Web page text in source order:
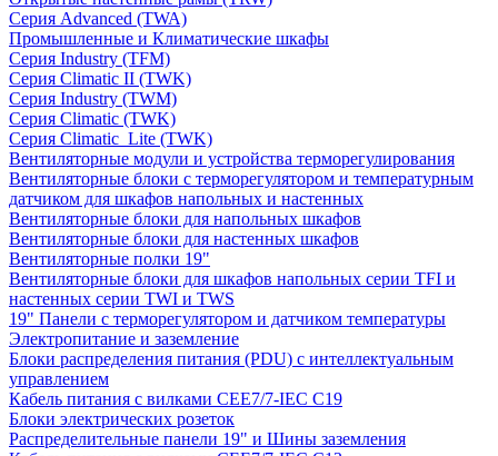
Серия Advanced (TWA)
Промышленные и Климатические шкафы
Серия Industry (TFM)
Серия Climatic II (TWK)
Серия Industry (TWM)
Серия Climatic (TWK)
Серия Climatic_Lite (TWK)
Вентиляторные модули и устройства терморегулирования
Вентиляторные блоки с терморегулятором и температурным
датчиком для шкафов напольных и настенных
Вентиляторные блоки для напольных шкафов
Вентиляторные блоки для настенных шкафов
Вентиляторные полки 19"
Вентиляторные блоки для шкафов напольных серии TFI и
настенных серии TWI и TWS
19" Панели с терморегулятором и датчиком температуры
Электропитание и заземление
Блоки распределения питания (PDU) с интеллектуальным
управлением
Кабель питания с вилками CEE7/7-IEC C19
Блоки электрических розеток
Распределительные панели 19" и Шины заземления